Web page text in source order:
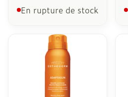
En rupture de stock